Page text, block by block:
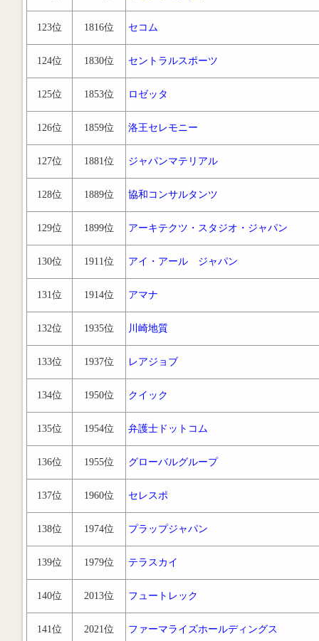
123位 1816位 セコム
124位 1830位 セントラルスポーツ
125位 1853位 ロゼッタ
126位 1859位 洛王セレモニー
127位 1881位 ジャパンマテリアル
128位 1889位 協和コンサルタンツ
129位 1899位 アーキテクツ・スタジオ・ジャパン
130位 1911位 アイ・アール ジャパン
131位 1914位 アマナ
132位 1935位 川崎地質
133位 1937位 レアジョブ
134位 1950位 クイック
135位 1954位 弁護士ドットコム
136位 1955位 グローバルグループ
137位 1960位 セレスポ
138位 1974位 プラップジャパン
139位 1979位 テラスカイ
140位 2013位 フュートレック
141位 2021位 ファーマライズホールディングス